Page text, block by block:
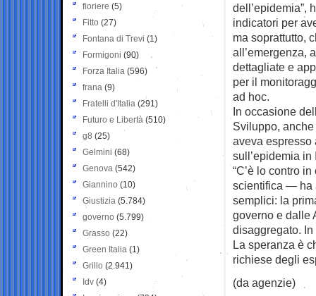
dell’epidemia”,
indicatori per
ma soprattutto,
all’emergenza,
dettagliate e
per il
ad hoc.
In occasione
Sviluppo,
aveva espresso
sull’epidemia in
“C’è lo contro
scientifica — ha
semplici: la
governo e dalle
disaggregato.
La speranza è
richiese degli
(da agenzie)
fioriere (5)
Fitto (27)
Fontana di Trevi (1)
Formigoni (90)
Forza Italia (596)
frana (9)
Fratelli d'Italia (291)
Futuro e Libertà (510)
g8 (25)
Gelmini (68)
Genova (542)
Giannino (10)
Giustizia (5.784)
governo (5.799)
Grasso (22)
Green Italia (1)
Grillo (2.941)
Idv (4)